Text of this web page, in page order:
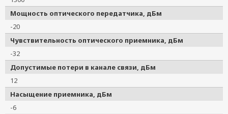
Мощность оптического передатчика, дБм
-20
Чувствительность оптического приемника, дБм
-32
Допустимые потери в канале связи, дБм
12
Насыщение приемника, дБм
-6